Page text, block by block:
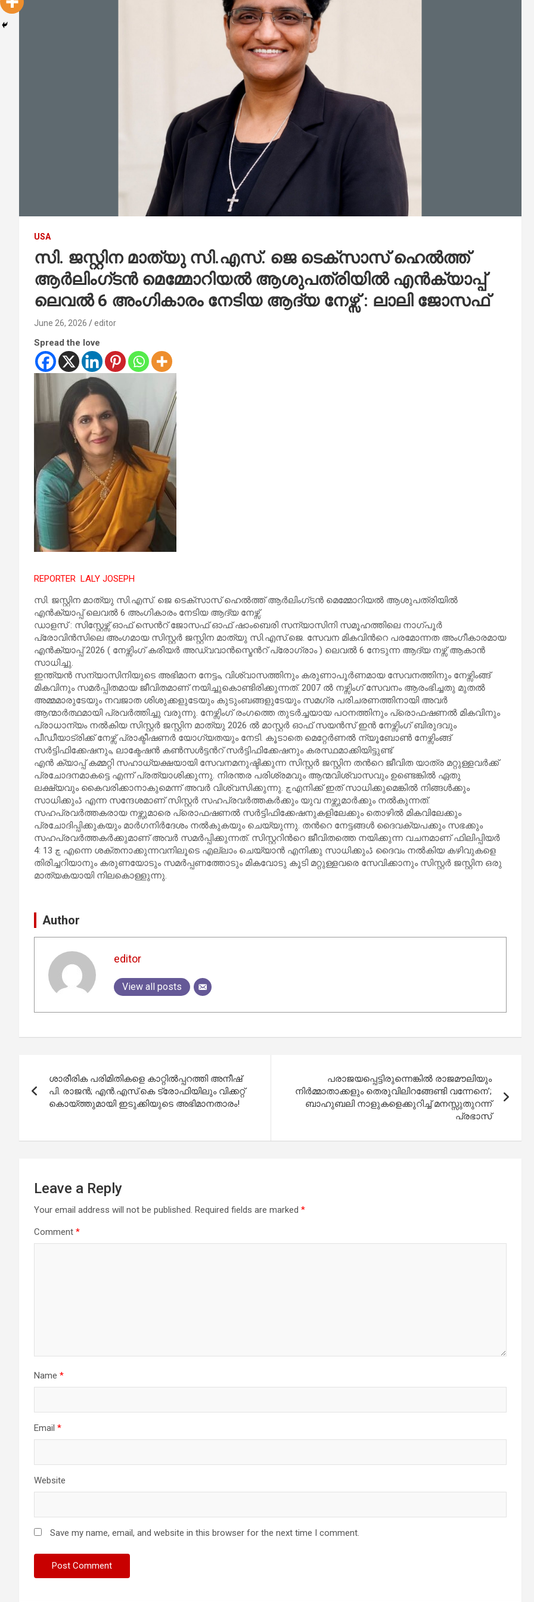
USA
സി. ജസ്റ്റിന മാത്യു സി.എസ്. ജെ ടെക്സാസ് ഹെല്‍ത്ത്
ആര്‍ലിംഗ്ടന്‍ മെമ്മോറിയല്‍ ആശുപത്രിയില്‍ എന്‍ക്യാപ്പ്
ലെവല്‍ 6 അംഗികാരം നേടിയ ആദ്യ നേഴ്സ് : ലാലി ജോസഫ്
June 26, 2026 editor
Spread the love
REPORTER LALY JOSEPH
സി. ജസ്റ്റിന മാത്യു സി.എസ്. ജെ ടെക്സാസ് ഹെല്‍ത്ത് ആര്‍ലിംഗ്ടന്‍ മെമ്മോറിയല്‍ ആശുപത്രിയില്‍
എന്‍ക്യാപ്പ് ലെവല്‍ 6 അംഗികാരം നേടിയ ആദ്യ നേഴ്സ്.
ഡാളസ് : സിസ്റ്റേഴ്സ് ഓഫ് സെന്‍റ് ജോസഫ് ഓഫ് ഷാംബെരി സന്യാസിനി സമൂഹത്തിലെ നാഗ്പൂര്‍
പ്രോവിന്‍സിലെ അംഗമായ സിസ്റ്റര്‍ ജസ്റ്റിന മാത്യു സി.എസ്.ജെ. സേവന മികവിന്‍റെ പരമോന്നത അംഗീകാരമായ
എന്‍ക്യാപ്പ് 2026 ( നേഴ്സിംഗ് കരിയര്‍ അഡ്വവാന്‍സ്മെന്‍റ് പ്രോഗ്രാം ) ലെവല്‍ 6 നേടുന്ന ആദ്യ നഴ്സ് ആകാന്‍
സാധിച്ചു.
ഇന്ത്യന്‍ സന്യാസിനിയുടെ അഭിമാന നേട്ടം, വിശ്വാസത്തിനും കരുണാപൂര്‍ണമായ സേവനത്തിനും നേഴ്സിംങ്ങ്
മികവിനും സമര്‍പ്പിതമായ ജീവിതമാണ് നയിച്ചുകൊണ്ടിരിക്കുന്നത്. 2007 ല്‍ നഴ്സിംഗ് സേവനം ആരംഭിച്ചതു മുതല്‍
അമ്മമാരുടേയും നവജാത ശിശുക്കളുടേയും കുടുംബങ്ങളുടേയും സമഗ്ര പരിചരണത്തിനായി അവര്‍
ആന്മാര്‍ത്ഥമായി പ്രവര്‍ത്തിച്ചു വരുന്നു. നേഴ്സിംഗ് രംഗത്തെ തുടര്‍ച്ചയായ പഠനത്തിനും പ്രൊഫഷണല്‍ മികവിനും
പ്രാധാന്യം നല്‍കിയ സിസ്റ്റര്‍ ജസ്റ്റിന മാത്യു 2026 ല്‍ മാസ്റ്റര്‍ ഓഫ് സയന്‍സ് ഇന്‍ നേഴ്സിംഗ് ബിരുദവും
പീഡീയാട്രിക്ക് നേഴ്സ് പ്രാക്ടീഷണര്‍ യോഗ്യതയും നേടി. കൂടാതെ മെറ്റേര്‍ണല്‍ ന്യൂബോണ്‍ നേഴ്സിംങ്ങ്
സര്‍ട്ടിഫിക്കേഷനും, ലാക്ടേഷന്‍ കണ്‍സള്‍ട്ടന്‍റ് സര്‍ട്ടിഫിക്കേഷനും കരസ്ഥമാക്കിയിട്ടുണ്ട്
എന്‍ ക്യാപ്പ് കമ്മറ്റി സഹാധ്യക്ഷയായി സേവനമനുഷ്ടിക്കുന്ന സിസ്റ്റര്‍ ജസ്റ്റിന തന്‍റെ ജീവിത യാത്ര മറ്റുള്ളവര്‍ക്ക്
പ്രചോദനമാകട്ടെ എന്ന് പ്രത്യാശിക്കുന്നു. നിരന്തര പരിശ്രമവും ആന്മവിശ്വാസവും ഉണ്ടെങ്കില്‍ ഏതു
ലക്ഷ്യവും കൈവരിക്കാനാകുമെന്ന് അവര്‍ വിശ്വസിക്കുന്നു. ڇഎനിക്ക് ഇത് സാധിക്കുമെങ്കില്‍ നിങ്ങള്‍ക്കും
സാധിക്കുംڈ എന്ന സന്ദേശമാണ് സിസ്റ്റര്‍ സഹപ്രവര്‍ത്തകര്‍ക്കും യുവ നഴ്സുമാര്‍ക്കും നല്‍കുന്നത്.
സഹപ്രവര്‍ത്തകരായ നഴ്സുമാരെ പ്രൊഫഷണല്‍ സര്‍ട്ടിഫിക്കേഷനുകളിലേക്കും തൊഴില്‍ മികവിലേക്കും
പ്രചോദിപ്പിക്കുകയും മാര്‍ഗനിര്‍ദേശം നല്‍കുകയും ചെയ്യുന്നു. തന്‍റെ നേട്ടങ്ങള്‍ ദൈവക്യപക്കും സഭക്കും
സഹപ്രവര്‍ത്തകര്‍ക്കുമാണ് അവര്‍ സമര്‍പ്പിക്കുന്നത്. സിസ്റ്ററിന്‍റെ ജീവിതത്തെ നയിക്കുന്ന വചനമാണ് ഫിലിപ്പിയര്‍
4: 13 ڇ എന്നെ ശക്തനാക്കുന്നവനിലൂടെ എല്ലാം ചെയ്യാന്‍ എനിക്കു സാധിക്കുംڈ ദൈവം നല്‍കിയ കഴിവുകളെ
തിരിച്ചറിയാനും കരുണയോടും സമര്‍പ്പണത്തോടും മികവോടു കൂടി മറ്റുള്ളവരെ സേവിക്കാനും സിസ്റ്റര്‍ ജസ്റ്റിന ഒരു
മാത്യകയായി നിലകൊള്ളുന്നു.
Author
editor
View all posts
navigation
ശാരീരിക പരിമിതികളെ കാറ്റിൽപ്പറത്തി അനീഷ്
പി. രാജൻ; എൻ.എസ്.കെ ട്രോഫിയിലും വിക്കറ്റ്
കൊയ്ത്തുമായി ഇടുക്കിയുടെ അഭിമാനതാരം!
പരാജയപ്പെട്ടിരുന്നെങ്കിൽ രാജമൗലിയും
നിർമ്മാതാക്കളും തെരുവിലിറങ്ങേണ്ടി വന്നേനെ’;
ബാഹുബലി നാളുകളെക്കുറിച്ച് മനസ്സുതുറന്ന്
പ്രഭാസ്
Leave a Reply
Your email address will not be published. Required fields are marked *
Comment *
Name *
Email *
Website
Save my name, email, and website in this browser for the next time I comment.